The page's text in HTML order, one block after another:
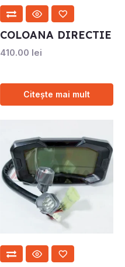
COLOANA DIRECTIE
410.00 lei
Citește mai mult